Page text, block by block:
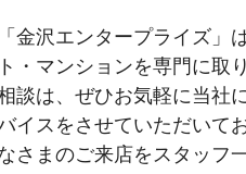
「金沢エンタープライズ
ト・マンションを専門に取
談は、ぜひお気軽に当社
イスをさせていただいて
さまのご来店をスタッフ